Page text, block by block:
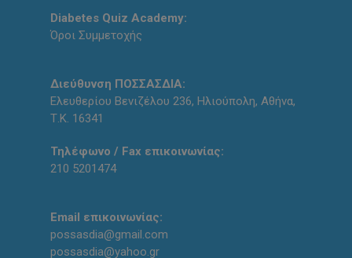
Diabetes Quiz Academy:
Όροι Συμμετοχής
Διεύθυνση ΠΟΣΣΑΣΔΙΑ:
Ελευθερίου Βενιζέλου 236, Ηλιούπολη, Αθήνα,
Τ.Κ. 16341
Τηλέφωνο / Fax επικοινωνίας:
210 5201474
Email επικοινωνίας:
possasdia@gmail.com
possasdia@yahoo.gr